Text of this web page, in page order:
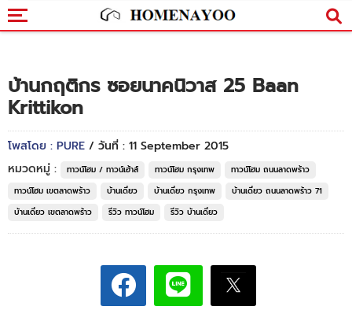
บ้านกฤติกร ซอยนาคนิวาส 25 Baan
Krittikon
โพสโดย : PURE / วันที่ : 11 September 2015
หมวดหมู่ :
ทาวน์โฮม / ทาวน์เฮ้าส์ ทาวน์โฮม กรุงเทพ
ทาวน์โฮม ถนนลาดพร้าว
ทาวน์โฮม เขตลาดพร้าว
บ้านเดี่ยว บ้านเดี่ยว กรุงเทพ
บ้านเดี่ยว ถนนลาดพร้าว 71
บ้านเดี่ยว เขตลาดพร้าว
รีวิว ทาวน์โฮม รีวิว บ้านเดี่ยว